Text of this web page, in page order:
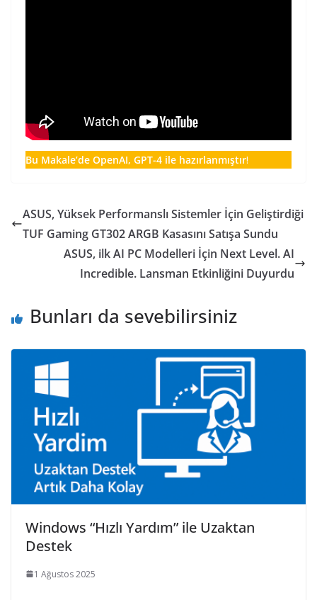
Bu Makale’de OpenAI, GPT-4 ile hazırlanmıştır!
ASUS, Yüksek Performanslı Sistemler İçin Geliştirdiği
TUF Gaming GT302 ARGB Kasasını Satışa Sundu
ASUS, ilk AI PC Modelleri İçin Next Level. AI
Incredible. Lansman Etkinliğini Duyurdu
Bunları da sevebilirsiniz
Windows “Hızlı Yardım” ile Uzaktan
Destek
1 Ağustos 2025